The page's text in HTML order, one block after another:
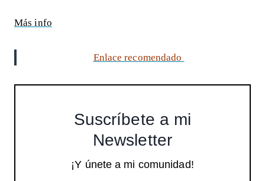
Más info
Enlace recomendado
Suscríbete a mi
Newsletter
¡Y únete a mi comunidad!